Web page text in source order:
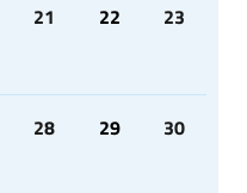
21 22 23
28 29 30